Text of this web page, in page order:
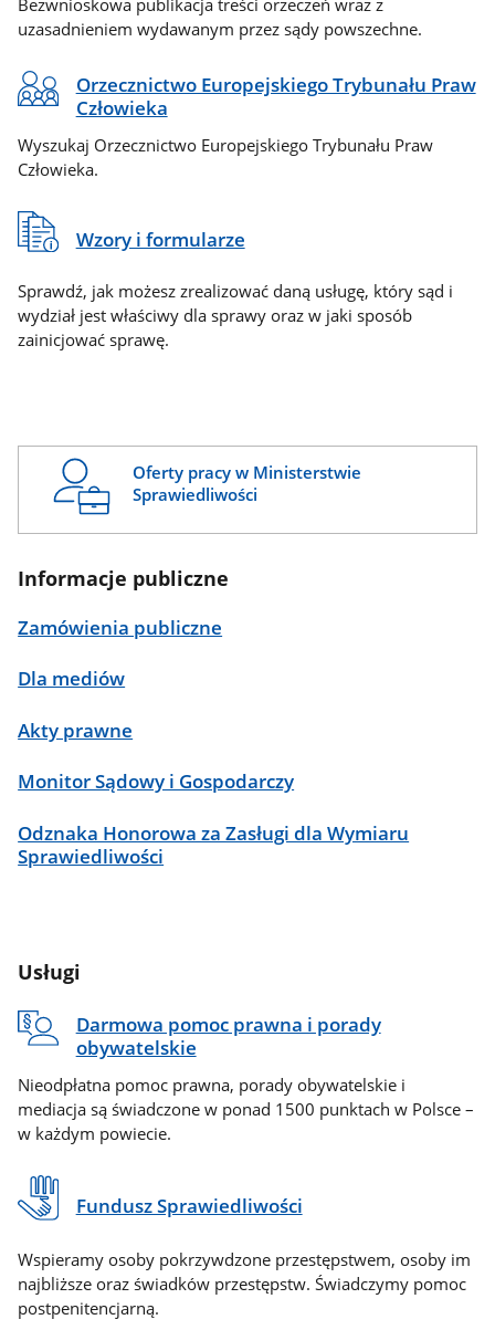
uzasadnieniem wydawanym przez sądy powszechne.
Orzecznictwo Europejskiego Trybunału Praw
Człowieka
Wyszukaj Orzecznictwo Europejskiego Trybunału Praw
Człowieka.
Wzory i formularze
Sprawdź, jak możesz zrealizować daną usługę, który sąd i
wydział jest właściwy dla sprawy oraz w jaki sposób
zainicjować sprawę.
Oferty pracy w Ministerstwie
Sprawiedliwości
Informacje publiczne
Zamówienia publiczne
Dla mediów
Akty prawne
Monitor Sądowy i Gospodarczy
Odznaka Honorowa za Zasługi dla Wymiaru
Sprawiedliwości
Usługi
Darmowa pomoc prawna i porady
obywatelskie
Nieodpłatna pomoc prawna, porady obywatelskie i
mediacja są świadczone w ponad 1500 punktach w Polsce –
w każdym powiecie.
Fundusz Sprawiedliwości
Wspieramy osoby pokrzywdzone przestępstwem, osoby im
najbliższe oraz świadków przestępstw. Świadczymy pomoc
postpenitencjarną.